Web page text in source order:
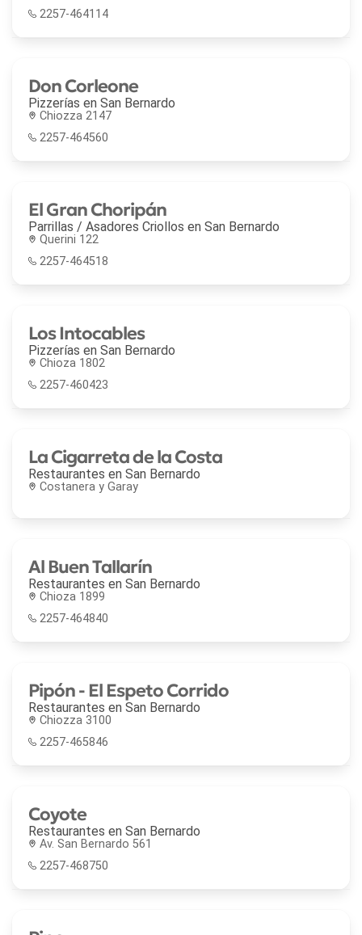
2257-464114
Don Corleone
Pizzerías en San Bernardo
Chiozza 2147
2257-464560
El Gran Choripán
Parrillas / Asadores Criollos en San Bernardo
Querini 122
2257-464518
Los Intocables
Pizzerías en San Bernardo
Chioza 1802
2257-460423
La Cigarreta de la Costa
Restaurantes en San Bernardo
Costanera y Garay
Al Buen Tallarín
Restaurantes en San Bernardo
Chioza 1899
2257-464840
Pipón - El Espeto Corrido
Restaurantes en San Bernardo
Chiozza 3100
2257-465846
Coyote
Restaurantes en San Bernardo
Av. San Bernardo 561
2257-468750